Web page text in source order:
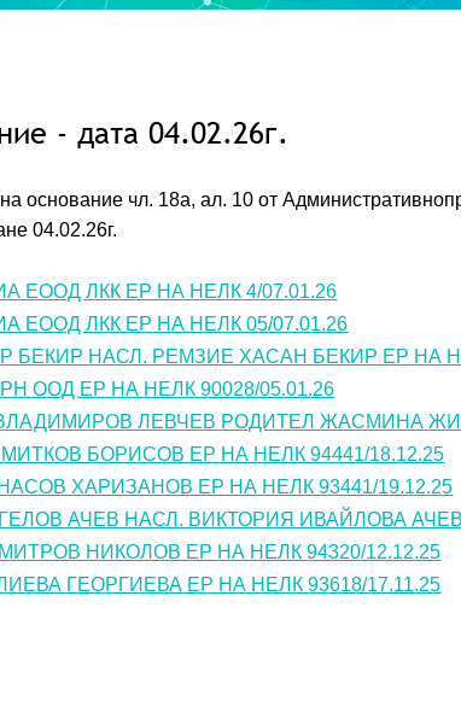
- дата 04.02.26г.
основание чл. 18а, ал. 10 от
04.02.26г.
ЕООД ЛКК ЕР НА НЕЛК 4/07.01.26
ЕООД ЛКК ЕР НА НЕЛК 05/07.01.26
НАСЛ. РЕМЗИЕ ХАСАН БЕКИР ЕР НА
ООД ЕР НА НЕЛК 90028/05.01.26
ЛЕВЧЕВ РОДИТЕЛ ЖАСМИНА
БОРИСОВ ЕР НА НЕЛК 94441/18.12.25
ХАРИЗАНОВ ЕР НА НЕЛК 93441/19.12.25
АЧЕВ НАСЛ. ВИКТОРИЯ ИВАЙЛОВА
НИКОЛОВ ЕР НА НЕЛК 94320/12.12.25
ГЕОРГИЕВА ЕР НА НЕЛК 93618/17.11.25